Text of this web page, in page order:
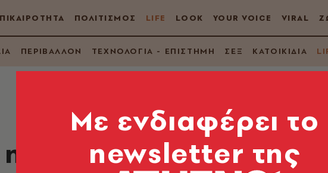
ΠΟΛΙΤΙΣΜΟΣ LIFE LOOK YOUR VOICE VIRAL
ΠΕΡΙΒΑΛΛΟΝ ΤΕΧΝΟΛΟΓΙΑ - ΕΠΙΣΤΗΜΗ ΣΕΞ ΚΑΤΟΙΚΙΔΙΑ
murals των Ελλήνων
Mε ενδιαφέρει το
newsletter της